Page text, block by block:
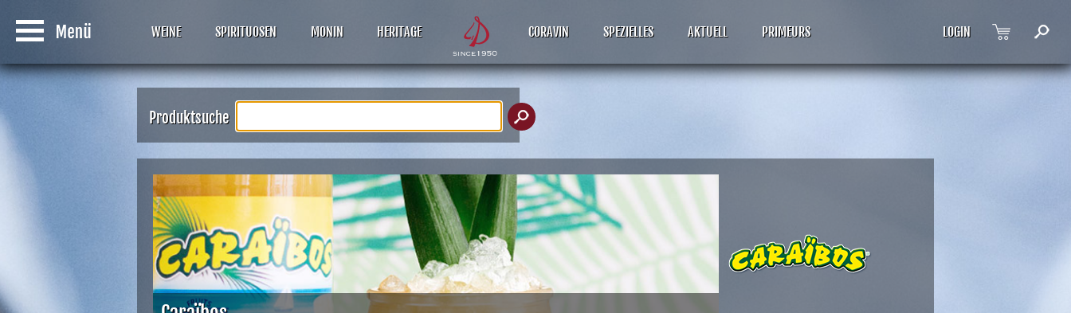
WEINE SPIRITUOSEN MONIN HERITAGE CORAVIN SPEZIELLES AKTUELL LOGIN
PRIMEURS
Produktsuche